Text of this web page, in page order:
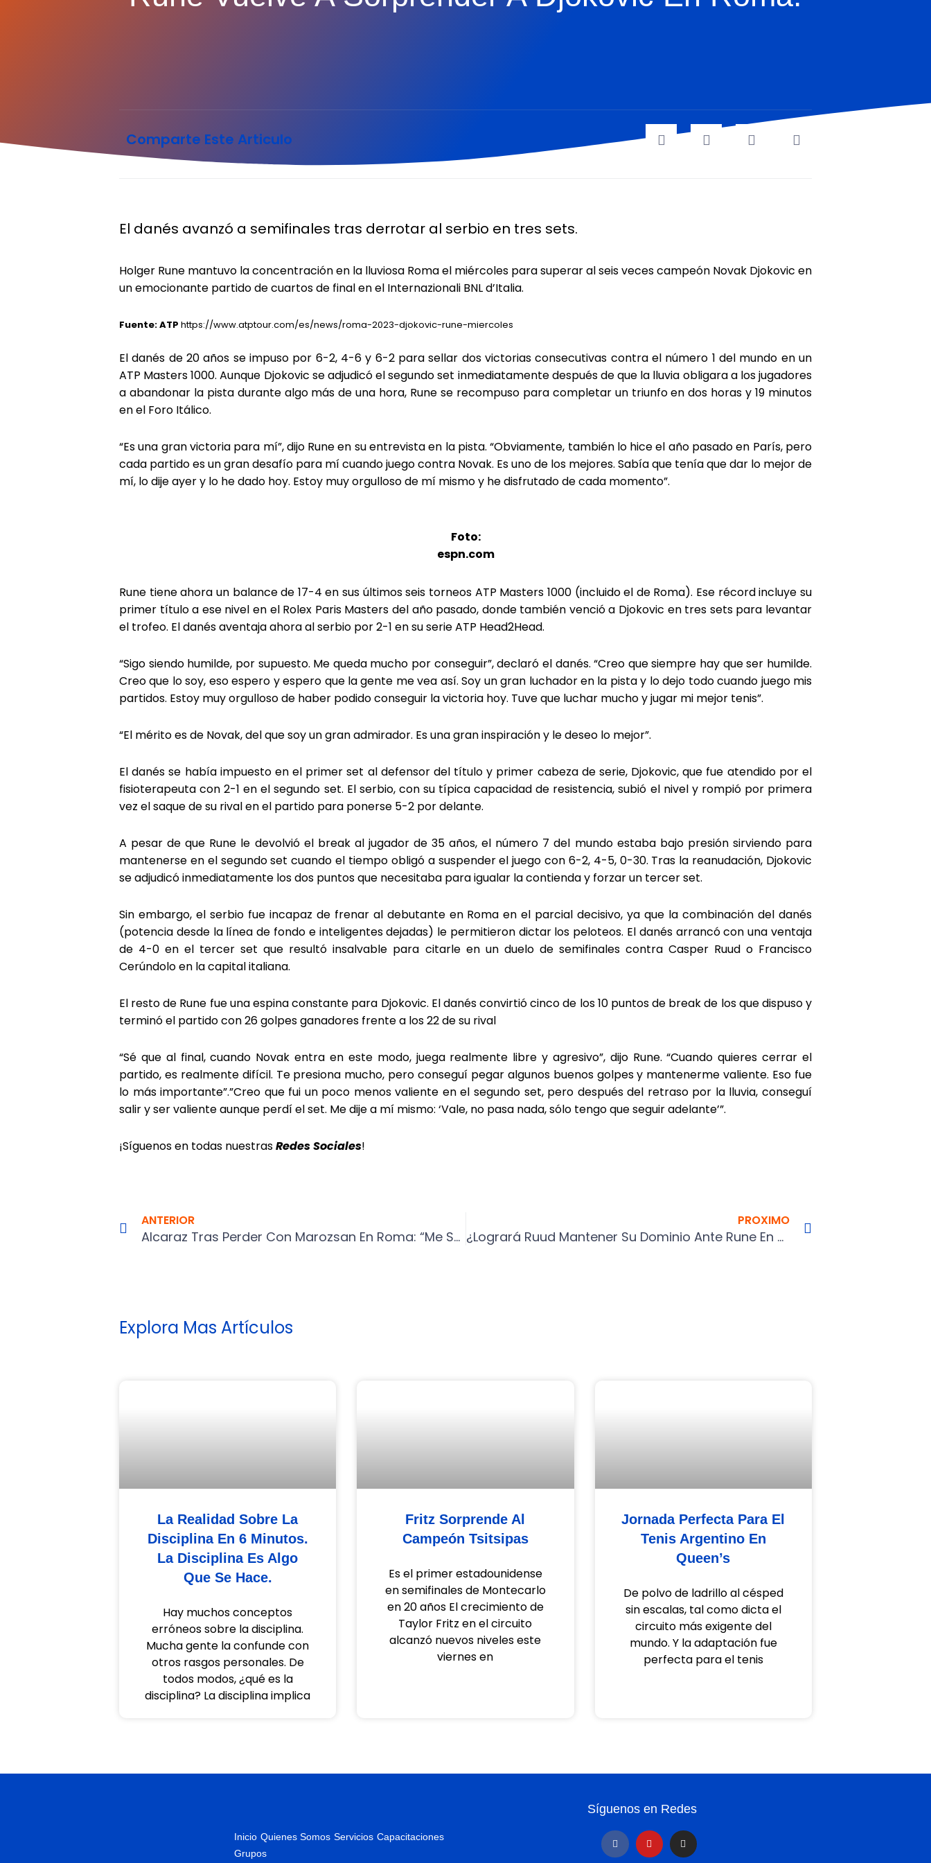
Comparte Este Articulo
El danés avanzó a semifinales tras derrotar al serbio en tres sets.
Holger Rune mantuvo la concentración en la lluviosa Roma el miércoles para superar al seis veces campeón Novak Djokovic en
un emocionante partido de cuartos de final en el Internazionali BNL d’Italia.
Fuente: ATP https://www.atptour.com/es/news/roma-2023-djokovic-rune-miercoles
El danés de 20 años se impuso por 6-2, 4-6 y 6-2 para sellar dos victorias consecutivas contra el número 1 del mundo en un
ATP Masters 1000. Aunque Djokovic se adjudicó el segundo set inmediatamente después de que la lluvia obligara a los jugadores
a abandonar la pista durante algo más de una hora, Rune se recompuso para completar un triunfo en dos horas y 19 minutos
en el Foro Itálico.
“Es una gran victoria para mí”, dijo Rune en su entrevista en la pista. “Obviamente, también lo hice el año pasado en París, pero
cada partido es un gran desafío para mí cuando juego contra Novak. Es uno de los mejores. Sabía que tenía que dar lo mejor de
mí, lo dije ayer y lo he dado hoy. Estoy muy orgulloso de mí mismo y he disfrutado de cada momento”.
Foto:
espn.com
Rune tiene ahora un balance de 17-4 en sus últimos seis torneos ATP Masters 1000 (incluido el de Roma). Ese récord incluye su
primer título a ese nivel en el Rolex Paris Masters del año pasado, donde también venció a Djokovic en tres sets para levantar
el trofeo. El danés aventaja ahora al serbio por 2-1 en su serie ATP Head2Head.
“Sigo siendo humilde, por supuesto. Me queda mucho por conseguir”, declaró el danés. “Creo que siempre hay que ser humilde.
Creo que lo soy, eso espero y espero que la gente me vea así. Soy un gran luchador en la pista y lo dejo todo cuando juego mis
partidos. Estoy muy orgulloso de haber podido conseguir la victoria hoy. Tuve que luchar mucho y jugar mi mejor tenis”.
“El mérito es de Novak, del que soy un gran admirador. Es una gran inspiración y le deseo lo mejor”.
El danés se había impuesto en el primer set al defensor del título y primer cabeza de serie, Djokovic, que fue atendido por el
fisioterapeuta con 2-1 en el segundo set. El serbio, con su típica capacidad de resistencia, subió el nivel y rompió por primera
vez el saque de su rival en el partido para ponerse 5-2 por delante.
A pesar de que Rune le devolvió el break al jugador de 35 años, el número 7 del mundo estaba bajo presión sirviendo para
mantenerse en el segundo set cuando el tiempo obligó a suspender el juego con 6-2, 4-5, 0-30. Tras la reanudación, Djokovic
se adjudicó inmediatamente los dos puntos que necesitaba para igualar la contienda y forzar un tercer set.
Sin embargo, el serbio fue incapaz de frenar al debutante en Roma en el parcial decisivo, ya que la combinación del danés
(potencia desde la línea de fondo e inteligentes dejadas) le permitieron dictar los peloteos. El danés arrancó con una ventaja
de 4-0 en el tercer set que resultó insalvable para citarle en un duelo de semifinales contra Casper Ruud o Francisco
Cerúndolo en la capital italiana.
El resto de Rune fue una espina constante para Djokovic. El danés convirtió cinco de los 10 puntos de break de los que dispuso y
terminó el partido con 26 golpes ganadores frente a los 22 de su rival
“Sé que al final, cuando Novak entra en este modo, juega realmente libre y agresivo”, dijo Rune. “Cuando quieres cerrar el
partido, es realmente difícil. Te presiona mucho, pero conseguí pegar algunos buenos golpes y mantenerme valiente. Eso fue
lo más importante”.”Creo que fui un poco menos valiente en el segundo set, pero después del retraso por la lluvia, conseguí
salir y ser valiente aunque perdí el set. Me dije a mí mismo: ‘Vale, no pasa nada, sólo tengo que seguir adelante’”.
¡Síguenos en todas nuestrasRedes Sociales!
ANTERIOR
Alcaraz Tras Perder Con Marozsan En Roma: “Me Sorprendió Bastante”.
PROXIMO
¿Logrará Ruud Mantener Su Dominio Ante Rune En Roma?.
Explora Mas Artículos
La Realidad Sobre La
Disciplina En 6 Minutos.
La Disciplina Es Algo
Que Se Hace.
Hay muchos conceptos
erróneos sobre la disciplina.
Mucha gente la confunde con
otros rasgos personales. De
todos modos, ¿qué es la
disciplina? La disciplina implica
Fritz Sorprende Al
Campeón Tsitsipas
Es el primer estadounidense
en semifinales de Montecarlo
en 20 años El crecimiento de
Taylor Fritz en el circuito
alcanzó nuevos niveles este
viernes en
Jornada Perfecta Para El
Tenis Argentino En
Queen’s
De polvo de ladrillo al césped
sin escalas, tal como dicta el
circuito más exigente del
mundo. Y la adaptación fue
perfecta para el tenis
Inicio Quienes Somos Servicios Capacitaciones
Grupos
Síguenos en Redes
F
a
c
Y
o
u
I
n
s